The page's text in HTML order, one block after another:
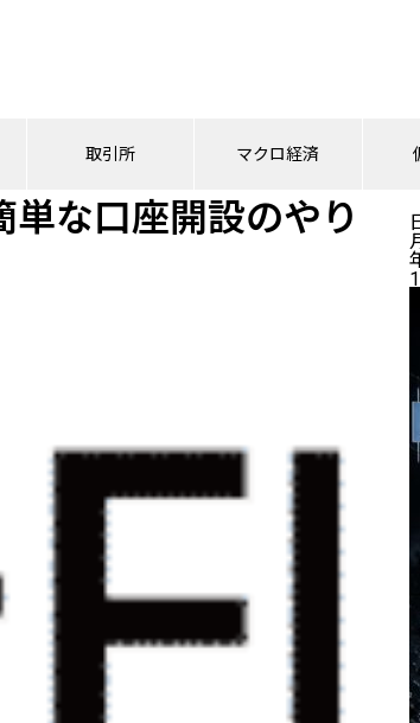
取引所 マクロ経済
な口座開設のやり
1